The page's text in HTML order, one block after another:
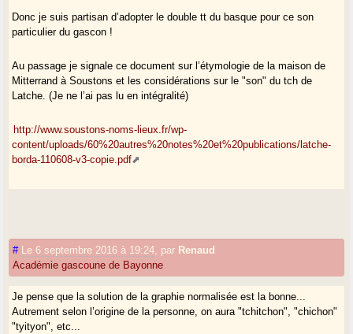
Donc je suis partisan d’adopter le double tt du basque pour ce son
particulier du gascon !
Au passage je signale ce document sur l’étymologie de la maison de
Mitterrand à Soustons et les considérations sur le "son" du tch de
Latche. (Je ne l’ai pas lu en intégralité)
http://www.soustons-noms-lieux.fr/wp-
content/uploads/60%20autres%20notes%20et%20publications/latche-
borda-110608-v3-copie.pdf
# Le 6 septembre 2016 à 19:24 par Renaud
Académie gascoune de Bayonne
Je pense que la solution de la graphie normalisée est la bonne...
Autrement selon l’origine de la personne, on aura "tchitchon", "chichon"
"tyityon", etc...